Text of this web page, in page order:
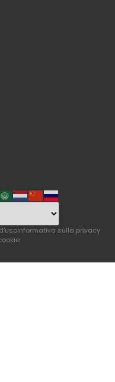
Informativa sulla privacy